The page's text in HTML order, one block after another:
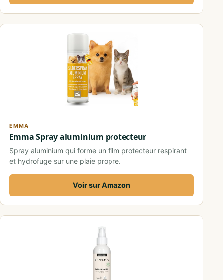
EMMA
Emma Spray aluminium protecteur
Spray aluminium qui forme un film protecteur respirant
et hydrofuge sur une plaie propre.
Voir sur Amazon